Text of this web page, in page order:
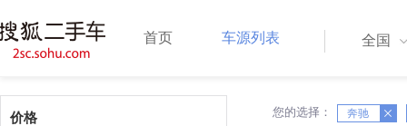
首页 车源列表 全国
价格 您的选择： 奔驰
X X